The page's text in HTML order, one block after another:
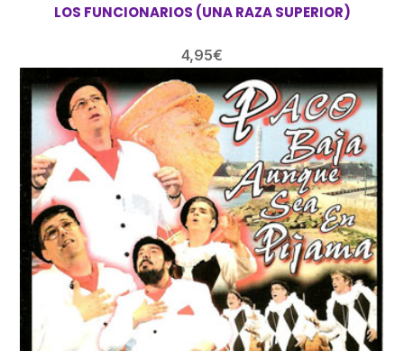
LOS FUNCIONARIOS (UNA RAZA SUPERIOR)
4,95€